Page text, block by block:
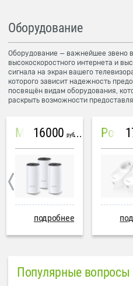
Оборудование
Оборудование — важнейшее звено
высокоскоростного интернета и
сигнала на экран вашего
которого зависит надежность
посвящён видам оборудования,
раскрыть возможности
Mesh система TP-Link Deco M4 (3 устройства)
16000 руб
подробнее
Популярные вопросы